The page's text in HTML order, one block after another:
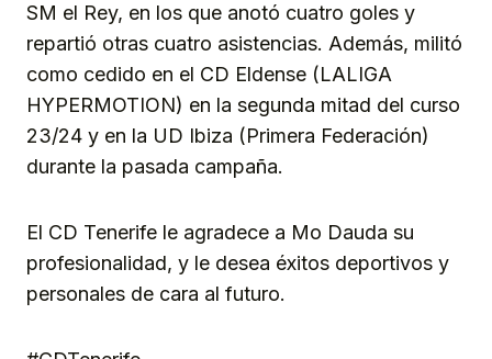
SM el Rey, en los que anotó cuatro goles y
repartió otras cuatro asistencias. Además, militó
como cedido en el CD Eldense (LALIGA
HYPERMOTION) en la segunda mitad del curso
23/24 y en la UD Ibiza (Primera Federación)
durante la pasada campaña.
El CD Tenerife le agradece a Mo Dauda su
profesionalidad, y le desea éxitos deportivos y
personales de cara al futuro.